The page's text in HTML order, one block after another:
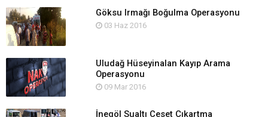
Göksu Irmağı Boğulma Operasyonu
03 Haz 2016
Uludağ Hüseyinalan Kayıp Arama
Operasyonu
09 Mar 2016
İnegöl Sualtı Ceset Çıkartma